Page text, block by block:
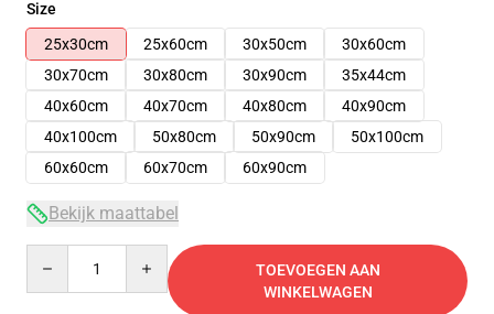
Size
25x30cm
25x60cm 30x50cm
30x60cm
30x70cm
30x80cm 30x90cm
35x44cm
40x60cm
40x70cm 40x80cm
40x90cm
40x100cm
50x80cm 50x90cm
50x100cm
60x60cm
60x70cm 60x90cm
Bekijk maattabel
TOEVOEGEN AAN
WINKELWAGEN